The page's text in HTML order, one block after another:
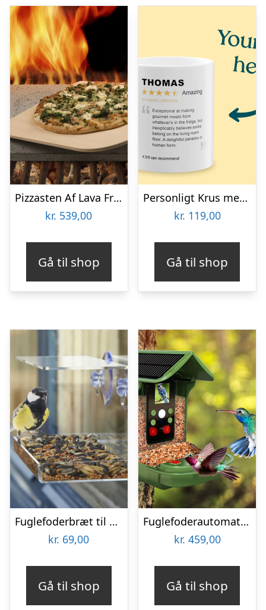
Pizzasten Af Lava Fra Etna
kr. 539,00
Gå til shop
Personligt Krus med Positiv Bedømmelse
kr. 119,00
Gå til shop
Fuglefoderbræt til Vinduet – Utenu
kr. 69,00
Gå til shop
Fuglefoderautomat med Kamera Denver BFC-1200
kr. 459,00
Gå til shop